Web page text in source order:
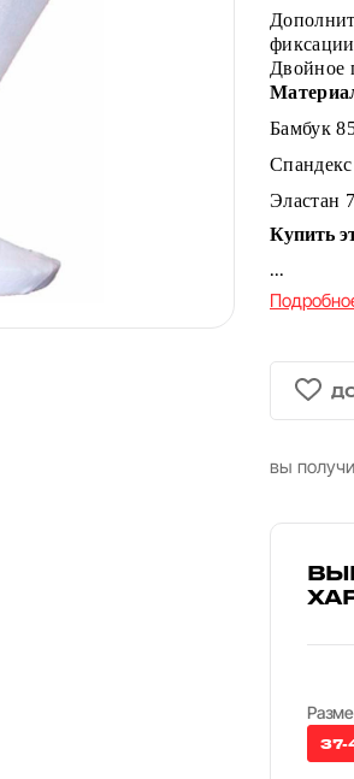
Двойное
Бамбук
Эластан
Купить
...
вы
37-